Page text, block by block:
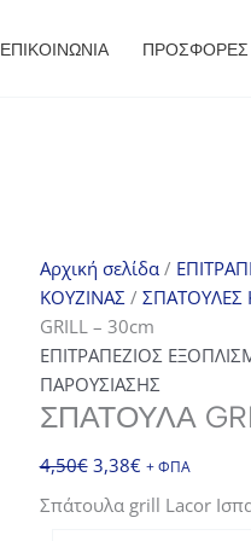
ΕΠΙΚΟΙΝΩΝΙΑ ΠΡΟΣΦΟΡΈΣ
Αρχική σελίδα/
ΚΟΥΖΙΝΑΣ/ ΣΠΑΤΟΥΛΕΣ
GRILL – 30cm
ΕΠΙΤΡΑΠΕΖΙΟΣ
ΠΑΡΟΥΣΙΑΣΗΣ
ΣΠΑΤΟΥΛΑ
4,50€ Original
price
3,38€Η
τρέχουσα
+ ΦΠΑ
Σπάτουλα grill Lacor